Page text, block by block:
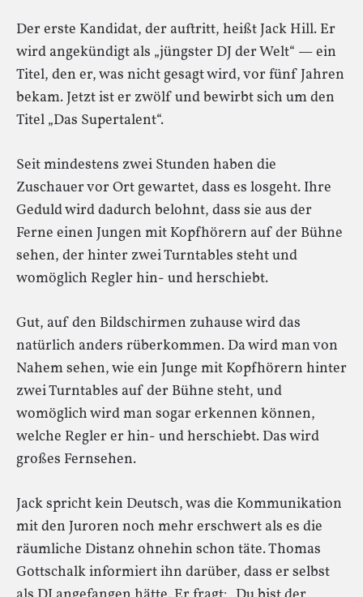
Der erste Kandidat, der auftritt, heißt Jack Hill. Er
wird angekündigt als „jüngster DJ der Welt“ — ein
Titel, den er, was nicht gesagt wird, vor fünf Jahren
bekam. Jetzt ist er zwölf und bewirbt sich um den
Titel „Das Supertalent“.
Seit mindestens zwei Stunden haben die
Zuschauer vor Ort gewartet, dass es losgeht. Ihre
Geduld wird dadurch belohnt, dass sie aus der
Ferne einen Jungen mit Kopfhörern auf der Bühne
sehen, der hinter zwei Turntables steht und
womöglich Regler hin- und herschiebt.
Gut, auf den Bildschirmen zuhause wird das
natürlich anders rüberkommen. Da wird man von
Nahem sehen, wie ein Junge mit Kopfhörern hinter
zwei Turntables auf der Bühne steht, und
womöglich wird man sogar erkennen können,
welche Regler er hin- und herschiebt. Das wird
großes Fernsehen.
Jack spricht kein Deutsch, was die Kommunikation
mit den Juroren noch mehr erschwert als es die
räumliche Distanz ohnehin schon täte. Thomas
Gottschalk informiert ihn darüber, dass er selbst